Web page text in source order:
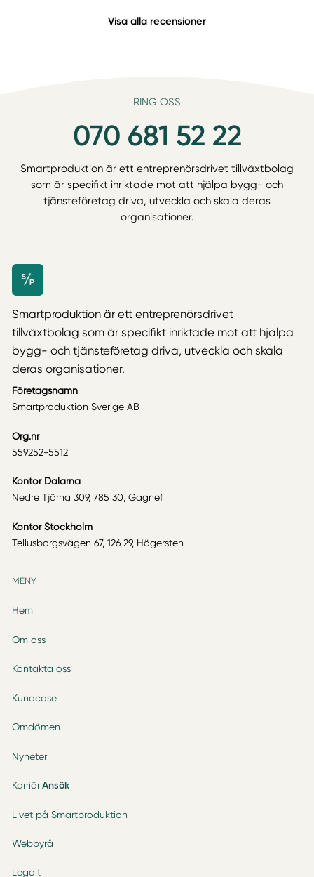
Visa alla recensioner
RING OSS
070 681 52 22
Smartproduktion är ett entreprenörsdrivet tillväxtbolag
som är specifikt inriktade mot att hjälpa bygg- och
tjänsteföretag driva, utveckla och skala deras
organisationer.
Smartproduktion är ett entreprenörsdrivet
tillväxtbolag som är specifikt inriktade mot att hjälpa
bygg- och tjänsteföretag driva, utveckla och skala
deras organisationer.
Företagsnamn
Smartproduktion Sverige AB
Org.nr
559252-5512
Kontor Dalarna
Nedre Tjärna 309, 785 30, Gagnef
Kontor Stockholm
Tellusborgsvägen 67, 126 29, Hägersten
MENY
Hem
Om oss
Kontakta oss
Kundcase
Omdömen
Nyheter
Karriär Ansök
Livet på Smartproduktion
Webbyrå
Legalt